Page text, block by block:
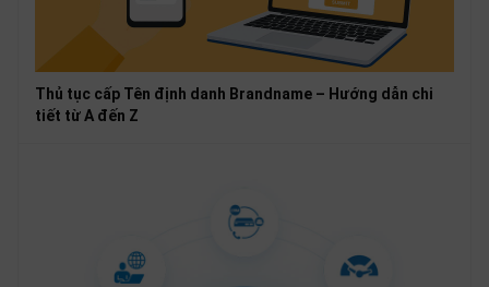
Thủ tục cấp Tên định danh Brandname – Hướng dẫn chi
tiết từ A đến Z